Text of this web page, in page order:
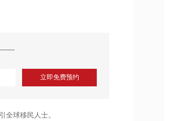
立即免费预约
全球移民人士。